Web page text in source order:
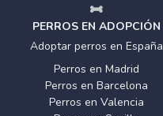
PERROS EN ADOPCIÓN
Adoptar perros en España
Perros en Madrid
Perros en Barcelona
Perros en Valencia